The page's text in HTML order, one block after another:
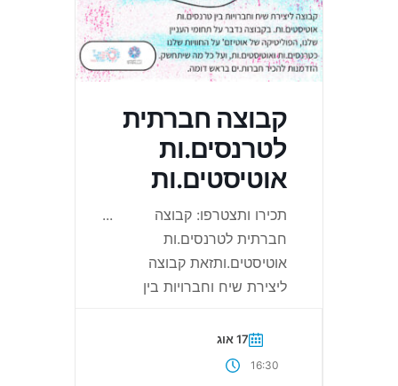
קבוצה חברתית
לטרנסים.ות
אוטיסטים.ות
תכירו ותצטרפו: קבוצה
חברתית לטרנסים.ות
אוטיסטים.ותזאת קבוצה
ליצירת שיח וחברויות בין
...
17 אוג
16:30